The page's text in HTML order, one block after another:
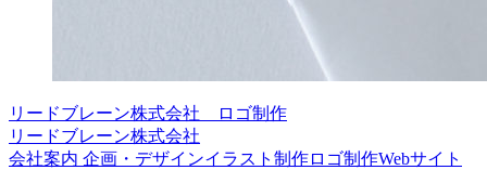
リードブレーン株式会社 ロゴ制作
リードブレーン株式会社
会社案内 企画・デザインイラスト制作ロゴ制作Webサイト